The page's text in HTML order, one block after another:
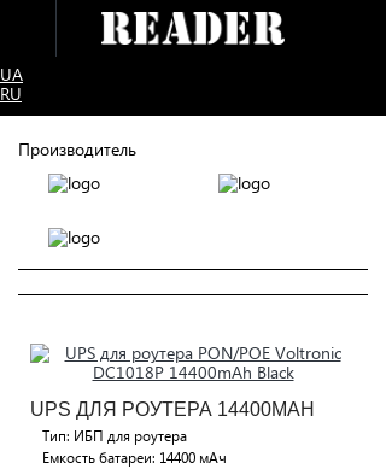
UA
RU
Производитель
UPS ДЛЯ РОУТЕРА 14400MAH
Тип: ИБП для роутера
Емкость батареи: 14400 мАч